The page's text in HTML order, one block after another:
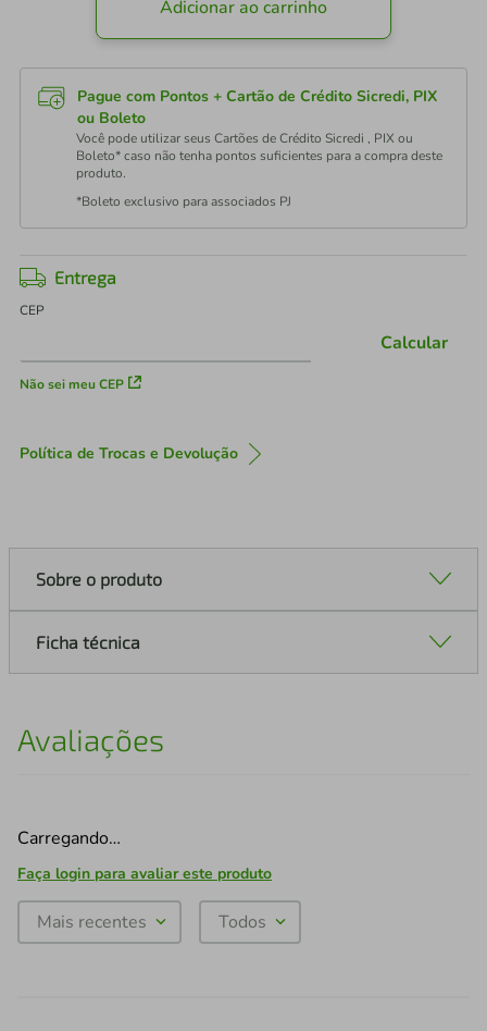
Adicionar ao carrinho
Pague com Pontos + Cartão de Crédito Sicredi, PIX
ou Boleto
Você pode utilizar seus Cartões de Crédito Sicredi , PIX ou
Boleto* caso não tenha pontos suficientes para a compra deste
produto.
*Boleto exclusivo para associados PJ
Entrega
CEP
Não sei meu CEP
Calcular
Política de Trocas e Devolução
Sobre o produto
Ficha técnica
Avaliações
Carregando…
Faça login para avaliar este produto
Mais recentes Todos